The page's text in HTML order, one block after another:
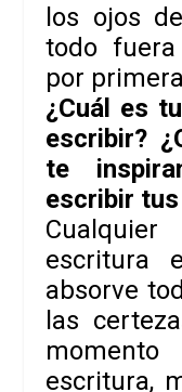
los ojos
todo
por
¿Cuál es
escribir?
te
escribir
escritura
absorve
las
escritura,